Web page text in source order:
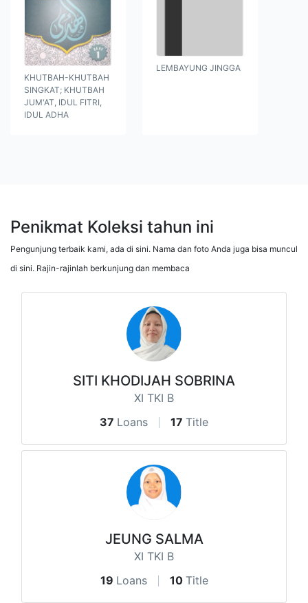
KHUTBAH-KHUTBAH
SINGKAT; KHUTBAH
JUM'AT, IDUL FITRI,
IDUL ADHA
LEMBAYUNG JINGGA
Penikmat Koleksi tahun ini
Pengunjung terbaik kami, ada di sini. Nama dan foto Anda juga bisa muncul
di sini. Rajin-rajinlah berkunjung dan membaca
SITI KHODIJAH SOBRINA
XI TKI B
37 Loans 17 Title
JEUNG SALMA
XI TKI B
19 Loans 10 Title